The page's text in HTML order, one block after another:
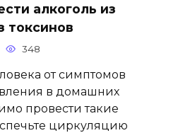
алкоголь из
токсинов
348
от симптомов
в домашних
провести такие
циркуляцию